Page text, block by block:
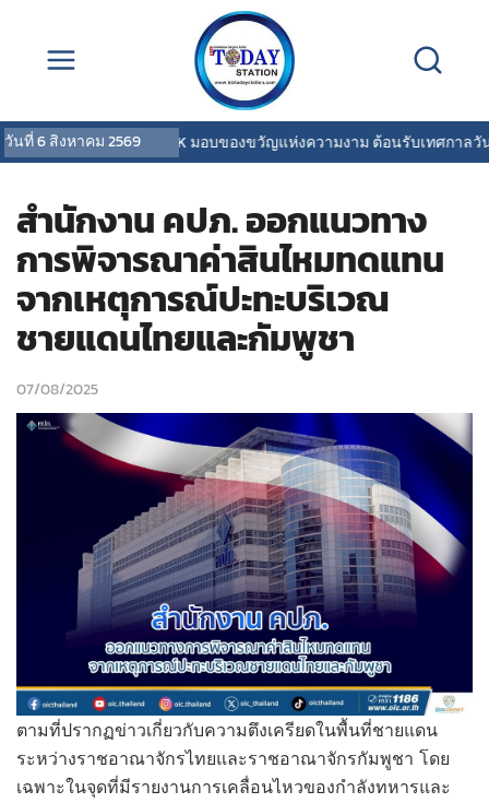
วันที่6 สิงหาคม 2569
COVERMARK มอบของขวัญแห่งความงาม ต้อนรับเทศกาลวันแม่
สำนักงาน คปภ. ออกแนวทาง
การพิจารณาค่าสินไหมทดแทน
จากเหตุการณ์ปะทะบริเวณ
ชายแดนไทยและกัมพูชา
07/08/2025
ตามที่ปรากฏข่าวเกี่ยวกับความตึงเครียดในพื้นที่ชายแดน
ระหว่างราชอาณาจักรไทยและราชอาณาจักรกัมพูชา โดย
เฉพาะในจุดที่มีรายงานการเคลื่อนไหวของกำลังทหารและ